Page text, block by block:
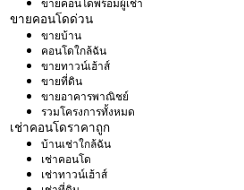
ขายคอนโดพร้อมผู้เช่า
ขายคอนโดด่วน
ขายบ้าน
คอนโดใกล้ฉัน
ขายทาวน์เฮ้าส์
ขายที่ดิน
ขายอาคารพาณิชย์
รวมโครงการทั้งหมด
เช่าคอนโดราคาถูก
บ้านเช่าใกล้ฉัน
เช่าคอนโด
เช่าทาวน์เฮ้าส์